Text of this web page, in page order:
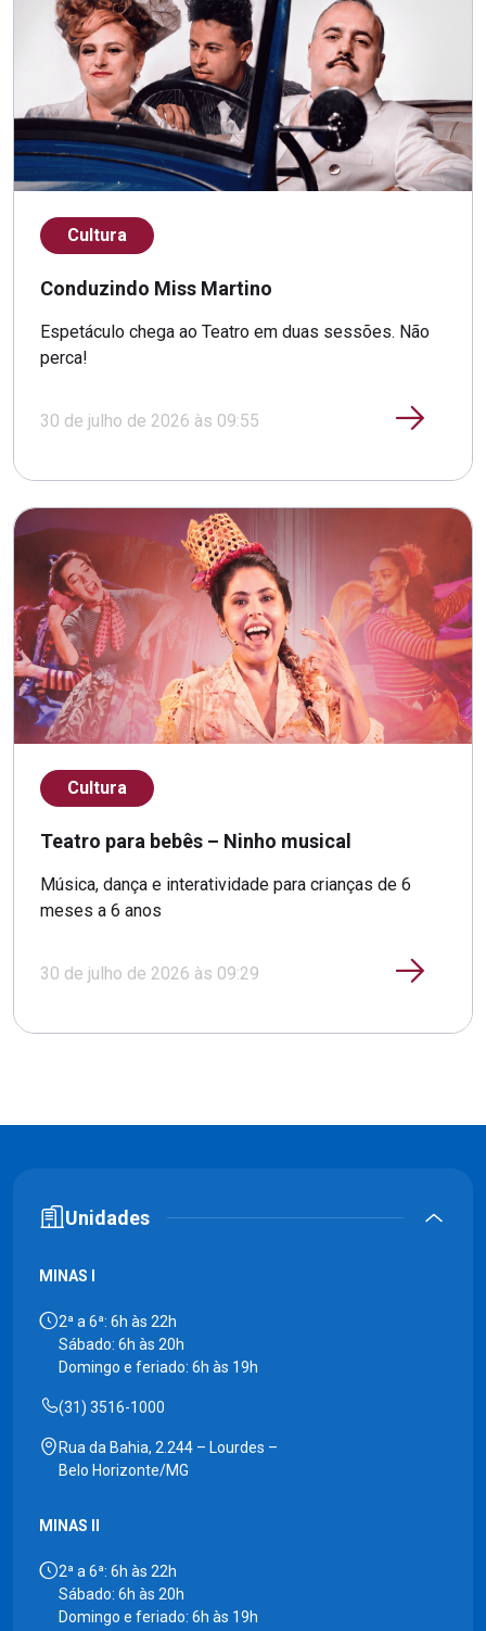
Cultura
Conduzindo Miss Martino
Espetáculo chega ao Teatro em duas sessões. Não
perca!
30 de julho de 2026 às 09:55
Cultura
Teatro para bebês – Ninho musical
Música, dança e interatividade para crianças de 6
meses a 6 anos
30 de julho de 2026 às 09:29
Unidades
MINAS I
2ª a 6ª: 6h às 22h
Sábado: 6h às 20h
Domingo e feriado: 6h às 19h
(31) 3516-1000
Rua da Bahia, 2.244 – Lourdes –
Belo Horizonte/MG
MINAS II
2ª a 6ª: 6h às 22h
Sábado: 6h às 20h
Domingo e feriado: 6h às 19h